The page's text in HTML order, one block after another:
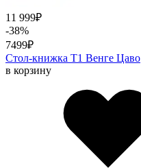
11 999₽
-38%
7499₽
Стол-книжка Т1 Венге Цаво
в корзину